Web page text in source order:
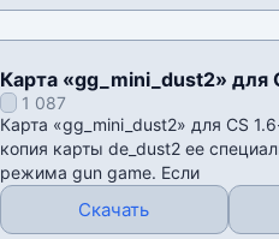
Карта «gg_mini_dust2» для
1 087
Карта «gg_mini_dust2» для CS
копия карты de_dust2 ее
режима gun game. Если
Скачать